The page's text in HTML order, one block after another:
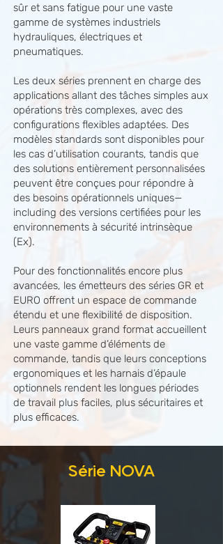
sûr et sans fatigue pour une vaste
gamme de systèmes industriels
hydrauliques, électriques et
pneumatiques.
Les deux séries prennent en charge des
applications allant des tâches simples aux
opérations très complexes, avec des
configurations flexibles adaptées. Des
modèles standards sont disponibles pour
les cas d’utilisation courants, tandis que
des solutions entièrement personnalisées
peuvent être conçues pour répondre à
des besoins opérationnels uniques—
including des versions certifiées pour les
environnements à sécurité intrinsèque
(Ex).
Pour des fonctionnalités encore plus
avancées, les émetteurs des séries GR et
EURO offrent un espace de commande
étendu et une flexibilité de disposition.
Leurs panneaux grand format accueillent
une vaste gamme d’éléments de
commande, tandis que leurs conceptions
ergonomiques et les harnais d’épaule
optionnels rendent les longues périodes
de travail plus faciles, plus sécuritaires et
plus efficaces.
Série NOVA